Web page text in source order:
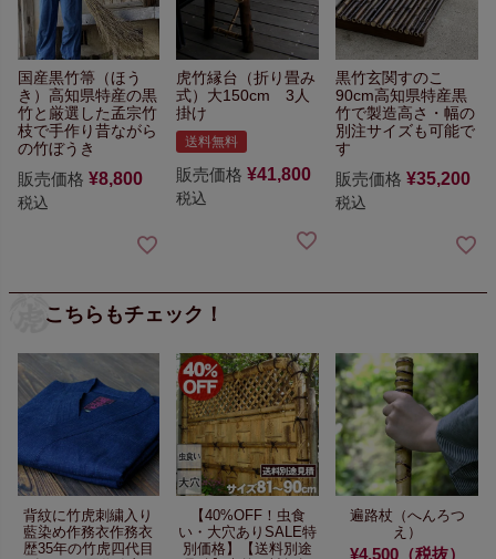
国産黒竹箒（ほう
き） 高知県特産の黒
竹と 厳選した孟宗竹
枝で手作り昔ながら
の竹ぼうき
販売価格 ¥8,800
税込
虎竹縁台（折り畳み
式）大150cm 3人
掛け
送料無料
販売価格 ¥41,800
税込
黒竹玄関すのこ
90cm高知県特産黒
竹で製造高さ・幅の
別注サイズも可能で
す
販売価格 ¥35,200
税込
こちらもチェック！
背紋に竹虎刺繍入り
藍染め作務衣作務衣
歴35年の竹虎四代目
【40%OFF！ 虫食
い・大穴ありSALE特
別価格】
【送料別途
遍路杖（へんろつ
え）
¥4,500（税抜）